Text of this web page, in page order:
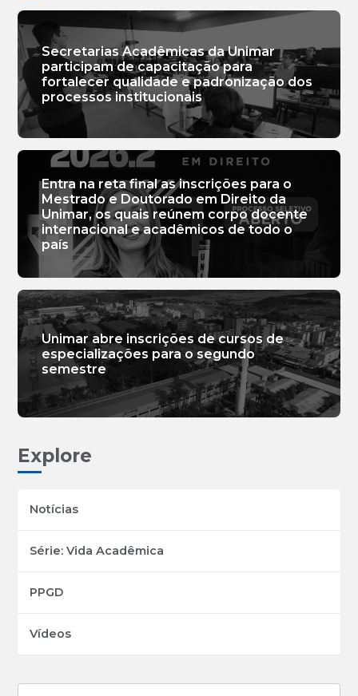
Secretarias Acadêmicas da Unimar
participam de capacitação para
fortalecer qualidade e padronização dos
processos institucionais
Entra na reta final as inscrições para o
Mestrado e Doutorado em Direito da
Unimar, os quais reúnem corpo docente
internacional e acadêmicos de todo o
país
Unimar abre inscrições de cursos de
especializações para o segundo
semestre
Explore
Notícias
Série: Vida Acadêmica
PPGD
Vídeos